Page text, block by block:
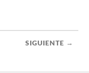
SIGUIENTE →